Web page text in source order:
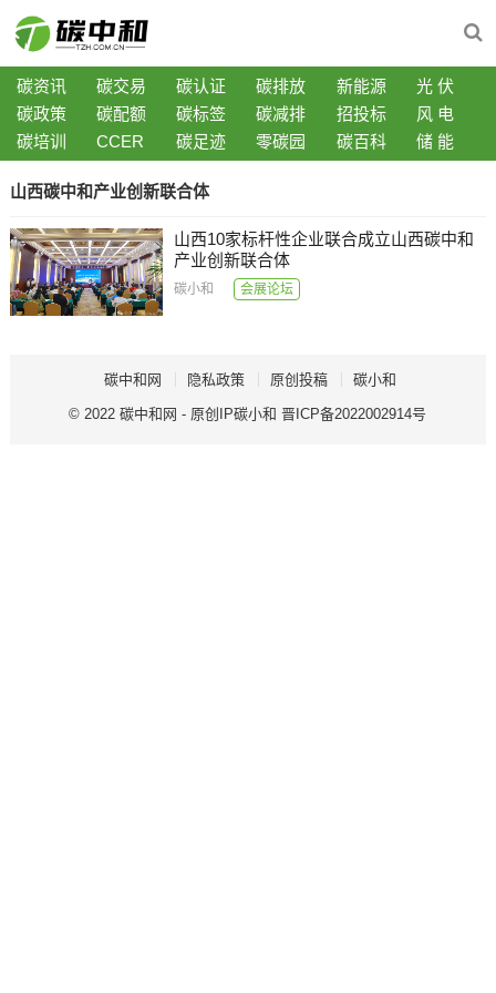
碳资讯 碳交易 碳认证 碳排放 新能源
光 伏
碳政策
碳配额 碳标签 碳减排 招投标
风 电
碳培训
CCER 碳足迹 零碳园 碳百科 储 能
山西碳中和产业创新联合体
山西10家标杆性企业联合成立山西碳中和
产业创新联合体
碳小和 会展论坛
碳中和网 隐私政策 原创投稿 碳小和
© 2022碳中和网 - 原创IP碳小和 晋ICP备2022002914号